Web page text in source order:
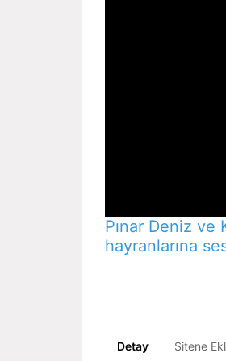
Pınar Deniz ve
hayranlarına
Detay Sitene